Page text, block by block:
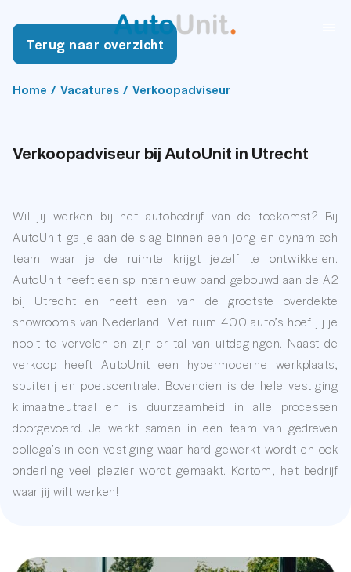
Terug naar overzicht
Home / Vacatures / Verkoopadviseur
Verkoopadviseur bij AutoUnit in Utrecht
Wil jij werken bij het autobedrijf van de toekomst? Bij
AutoUnit ga je aan de slag binnen een jong en dynamisch
team waar je de ruimte krijgt jezelf te ontwikkelen.
AutoUnit heeft een splinternieuw pand gebouwd aan de A2
bij Utrecht en heeft een van de grootste overdekte
showrooms van Nederland. Met ruim 400 auto’s hoef jij je
nooit te vervelen en zijn er tal van uitdagingen. Naast de
verkoop heeft AutoUnit een hypermoderne werkplaats,
spuiterij en poetscentrale. Bovendien is de hele vestiging
klimaatneutraal en is duurzaamheid in alle processen
doorgevoerd. Je werkt samen in een team van gedreven
collega’s in een vestiging waar hard gewerkt wordt en ook
onderling veel plezier wordt gemaakt. Kortom, het bedrijf
waar jij wilt werken!